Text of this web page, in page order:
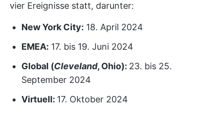
vier Ereignisse statt, darunter:
New York City: 18. April 2024
EMEA: 17. bis 19. Juni 2024
Global (Cleveland, Ohio): 23. bis 25.
September 2024
Virtuell: 17. Oktober 2024